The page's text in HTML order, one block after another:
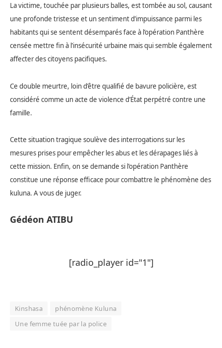
La victime, touchée par plusieurs balles, est tombée au sol, causant
une profonde tristesse et un sentiment d’impuissance parmi les
habitants qui se sentent désemparés face à l’opération Panthère
censée mettre fin à l’insécurité urbaine mais qui semble également
affecter des citoyens pacifiques.
Ce double meurtre, loin d’être qualifié de bavure policière, est
considéré comme un acte de violence d’État perpétré contre une
famille.
Cette situation tragique soulève des interrogations sur les
mesures prises pour empêcher les abus et les dérapages liés à
cette mission. Enfin, on se demande si l’opération Panthère
constitue une réponse efficace pour combattre le phénomène des
kuluna. A vous de juger.
Gédéon ATIBU
[radio_player id="1"]
Kinshasa
phénomène Kuluna
Une femme tuée par la police